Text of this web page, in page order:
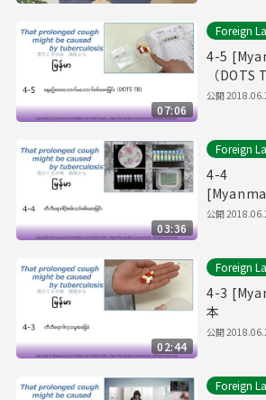
07:06
Foreign
4-5
（DOTS
公開
03:36
Foreign
4-4
Germ
公開
02:44
Foreign
4-3
本
公開
Foreign